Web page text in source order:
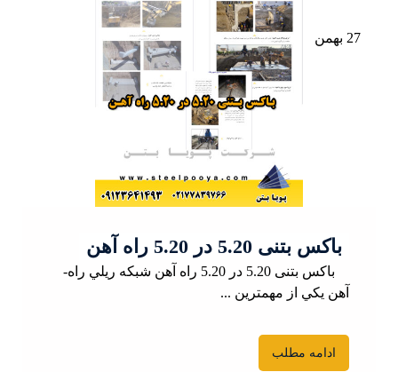
27 بهمن
باکس بتنی 5.20 در 5.20 راه آهن
باکس بتنی 5.20 در 5.20 راه آهن شبكه ريلي راه­
آهن يكي از مهمترين ...
ادامه مطلب